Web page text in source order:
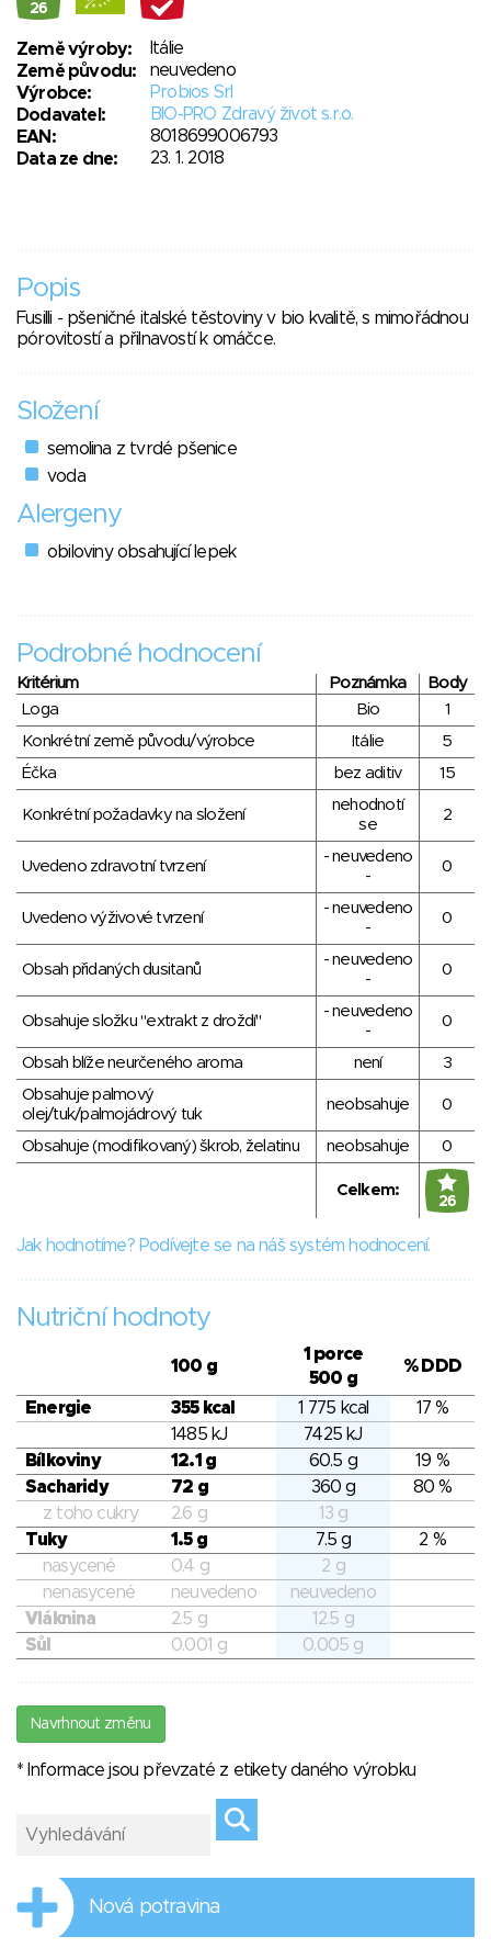
26
Země výroby:
Itálie
Země původu:
neuvedeno
Výrobce:
Probios Srl
Dodavatel:
BIO-PRO Zdravý život s.r.o.
EAN:
8018699006793
Data ze dne:
23. 1. 2018
Popis
Fusilli - pšeničné italské těstoviny v bio kvalitě, s mimořádnou
pórovitostí a přilnavostí k omáčce.
Složení
semolina z tvrdé pšenice
voda
Alergeny
obiloviny obsahující lepek
Podrobné hodnocení
Kritérium Poznámka
Body
Loga
Bio
1
Konkrétní země původu/výrobce
Itálie
5
Éčka
bez aditiv 15
Konkrétní požadavky na složení
nehodnotí
se
2
Uvedeno zdravotní tvrzení
- neuvedeno
-
0
Uvedeno výživové tvrzení
- neuvedeno
-
0
Obsah přidaných dusitanů
- neuvedeno
-
0
Obsahuje složku "extrakt z droždí"
- neuvedeno
-
0
Obsah blíže neurčeného aroma není
3
Obsahuje palmový
olej/tuk/palmojádrový tuk
neobsahuje 0
Obsahuje (modifikovaný) škrob, želatinu neobsahuje 0
Celkem:
26
Jak hodnotíme? Podívejte se na náš systém hodnocení.
Nutriční hodnoty
100 g
1 porce
500 g
% DDD
Energie 355 kcal 1 775 kcal
17 %
1485 kJ
7425 kJ
Bílkoviny
12.1 g 60.5 g
19 %
Sacharidy
72 g 360 g
80 %
z toho cukry
2.6 g
13 g
Tuky
1.5 g 7.5 g
2 %
nasycené
0.4 g
2 g
nenasycené
neuvedeno
neuvedeno
Vláknina
2.5 g
12.5 g
Sůl
0.001 g 0.005 g
Navrhnout změnu
* Informace jsou převzaté z etikety daného výrobku
Nová potravina